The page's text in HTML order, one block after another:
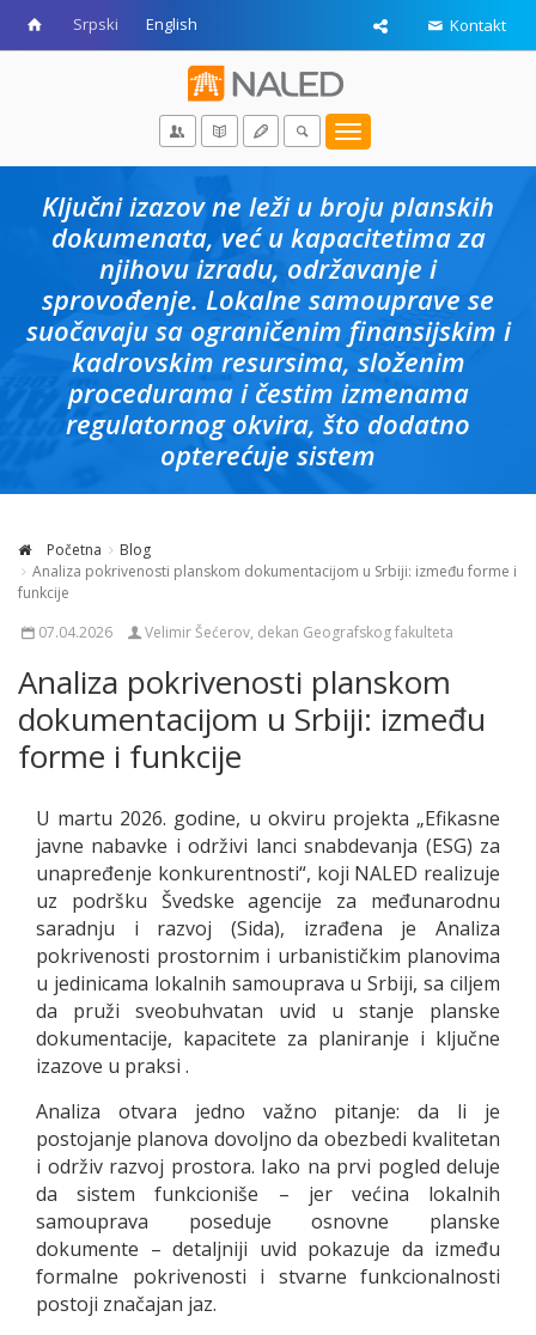
Srpski English Kontakt
Toggle
navigation
Ključni izazov ne leži u broju planskih
dokumenata, već u kapacitetima za
njihovu izradu, održavanje i
sprovođenje. Lokalne samouprave se
suočavaju sa ograničenim finansijskim i
kadrovskim resursima, složenim
procedurama i čestim izmenama
regulatornog okvira, što dodatno
opterećuje sistem
Početna
Blog
Analiza pokrivenosti planskom dokumentacijom u Srbiji: između forme i
funkcije
07.04.2026
Velimir Šećerov, dekan Geografskog fakulteta
Analiza pokrivenosti planskom
dokumentacijom u Srbiji: između
forme i funkcije
U martu 2026. godine, u okviru projekta „Efikasne
javne nabavke i održivi lanci snabdevanja (ESG) za
unapređenje konkurentnosti“, koji NALED realizuje
uz podršku Švedske agencije za međunarodnu
saradnju i razvoj (Sida), izrađena je Analiza
pokrivenosti prostornim i urbanističkim planovima
u jedinicama lokalnih samouprava u Srbiji, sa ciljem
da pruži sveobuhvatan uvid u stanje planske
dokumentacije, kapacitete za planiranje i ključne
izazove u praksi .
Analiza otvara jedno važno pitanje: da li je
postojanje planova dovoljno da obezbedi kvalitetan
i održiv razvoj prostora. Iako na prvi pogled deluje
da sistem funkcioniše – jer većina lokalnih
samouprava poseduje osnovne planske
dokumente – detaljniji uvid pokazuje da između
formalne pokrivenosti i stvarne funkcionalnosti
postoji značajan jaz.